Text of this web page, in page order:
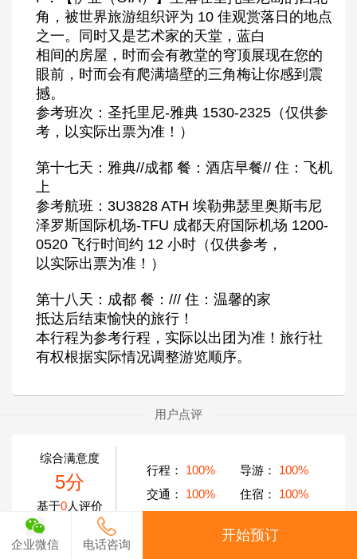
角，被世界旅游组织评为 10 佳观赏落日的地点
之一。同时又是艺术家的天堂，蓝白
相间的房屋，时而会有教堂的穹顶展现在您的
眼前，时而会有爬满墙壁的三角梅让你感到震
撼。
参考班次：圣托里尼-雅典 1530-2325（仅供参
考，以实际出票为准！）
第十七天：雅典//成都 餐：酒店早餐// 住：飞机
上
参考航班：3U3828 ATH 埃勒弗瑟里奥斯韦尼
泽罗斯国际机场-TFU 成都天府国际机场 1200-
0520 飞行时间约 12 小时（仅供参考，
以实际出票为准！）
第十八天：成都 餐：/// 住：温馨的家
抵达后结束愉快的旅行！
本行程为参考行程，实际以出团为准！旅行社
有权根据实际情况调整游览顺序。
用户点评
综合满意度
5分
基于0人评价
行程： 100% 导游：
100%
交通：
100% 住宿： 100%
该线路暂无评价信息！
企业微信 电话咨询
开始预订